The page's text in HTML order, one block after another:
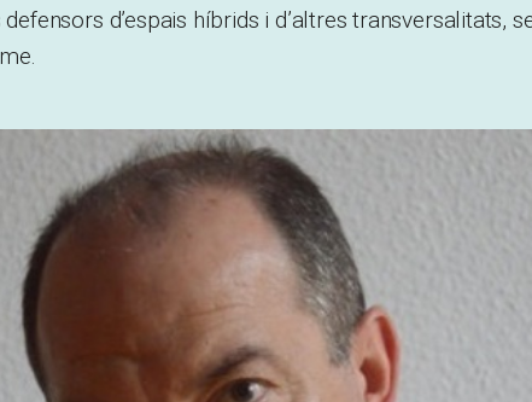
d’espais híbrids i d’altres transversalitats,